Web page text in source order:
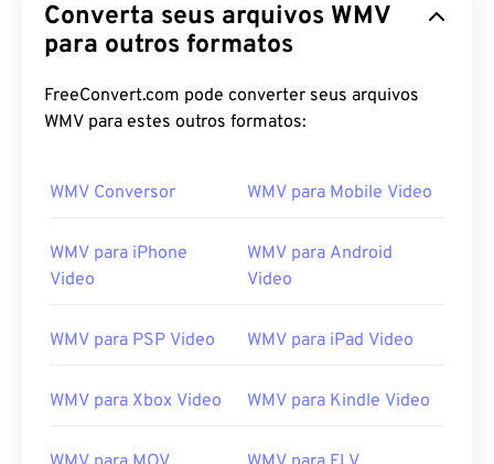
Converta seus arquivos WMV
para outros formatos
FreeConvert.com pode converter seus arquivos
WMV para estes outros formatos:
WMV Conversor WMV para Mobile Video
WMV para iPhone
Video
WMV para Android
Video
WMV para PSP Video WMV para iPad Video
WMV para Xbox Video WMV para Kindle Video